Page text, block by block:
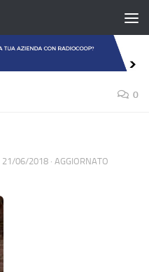
0
21/06/2018 · AGGIORNATO